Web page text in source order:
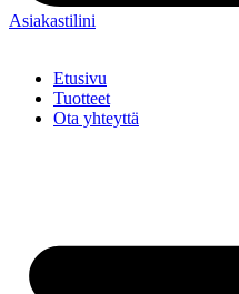
Asiakastilini
Etusivu
Tuotteet
Ota yhteyttä